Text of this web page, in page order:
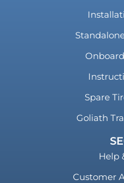
Spare
Goliath
Help
Customer